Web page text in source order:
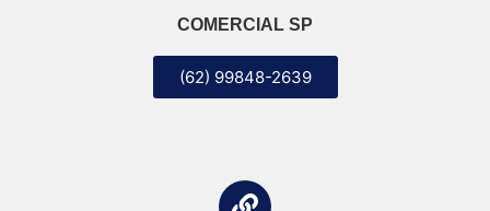
COMERCIAL SP
(62) 99848-2639